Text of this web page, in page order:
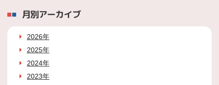
月別アーカイブ
2026年
2025年
2024年
2023年